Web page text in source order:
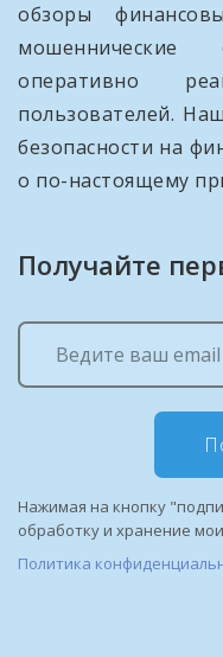
обзоры
оперативно
пользователей.
безопасности на
о по-настоящему
Получайте
Нажимая на кнопку
обработку и хранение
Политика